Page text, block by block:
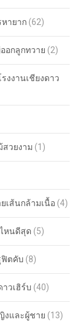
ายาก (62)
อกลูกทวาย (2)
งงานเชียงดาว
วยงาม (1)
เส้นกล้ามเนื้อ (4)
หนดีสุด (5)
ฟิตคับ (8)
าวเฮิร์บ (40)
งและผู้ชาย (13)